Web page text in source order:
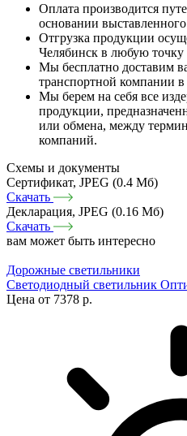
Оплата производится
основании выставленного
Отгрузка продукции
Челябинск в любую точку
Мы бесплатно доставим
транспортной компании в
Мы берем на себя все
продукции,
или обмена, между
компаний.
Схемы и документы
Сертификат, JPEG (0.4 Мб)
Скачать
Декларация, JPEG (0.16 Мб)
Скачать
вам может быть интересно
Дорожные светильники
Светодиодный светильник
Цена от 7378 р.